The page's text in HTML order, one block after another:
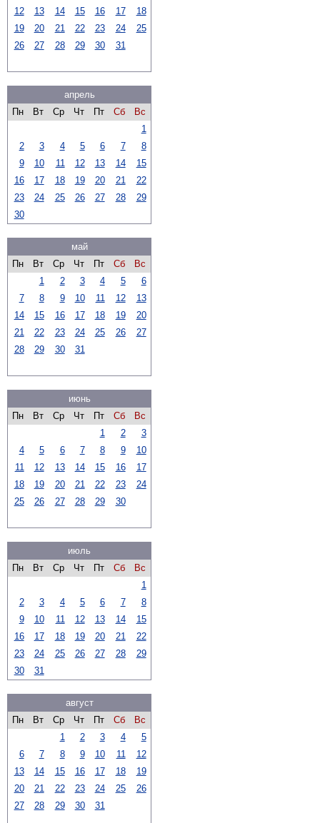
12
13 14 15 16 17
18
19
20 21 22 23 24
25
26
27 28 29 30 31
апрель
Пн
Вт Ср Чт Пт Сб
Вс
1
2
3 4 5 6 7
8
9
10 11 12 13 14
15
16
17 18 19 20 21
22
23
24 25 26 27 28
29
30
май
Пн
Вт Ср Чт Пт Сб
Вс
1
2 3 4 5
6
7
8 9 10 11 12
13
14
15 16 17 18 19
20
21
22 23 24 25 26
27
28
29 30 31
июнь
Пн
Вт Ср Чт Пт Сб
Вс
1
2
3
4
5 6 7 8 9
10
11
12 13 14 15 16
17
18
19 20 21 22 23
24
25
26 27 28 29 30
июль
Пн
Вт Ср Чт Пт Сб
Вс
1
2
3 4 5 6 7
8
9
10 11 12 13 14
15
16
17 18 19 20 21
22
23
24 25 26 27 28
29
30
31
август
Пн
Вт Ср Чт Пт Сб
Вс
1
2 3 4
5
6
7 8 9 10 11
12
13
14 15 16 17 18
19
20
21 22 23 24 25
26
27
28 29 30 31